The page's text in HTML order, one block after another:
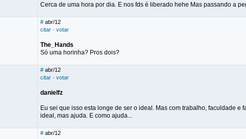
Cerca de uma hora por dia. E nos fds é liberado hehe Mas passando a
# abr/12
citar · votar
The_Hands
Só uma horinha? Pros dois?
# abr/12
citar · votar
danielfz
Eu sei que isso esta longe de ser o ideal. Mas com trabalho, faculdade
ideal, mas ajuda. E como ajuda...
# abr/12